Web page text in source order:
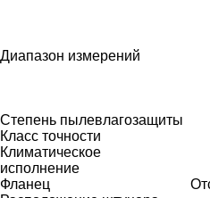
Диапазон измерений
Степень пылевлагозащиты
Класс точности
Климатическое
исполнение
Фланец